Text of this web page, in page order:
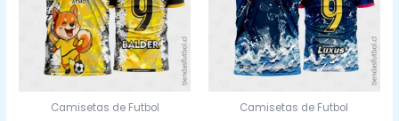
Camisetas de Futbol Camisetas de Futbol